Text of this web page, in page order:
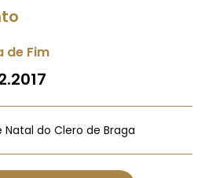
de Fim
do Clero de Braga